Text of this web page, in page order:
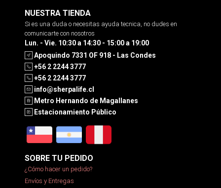
NUESTRA TIENDA
Si es una duda o necesitas ayuda tecnica, no dudes en
comunicarte con nosotros
Lun. - Vie. 10:30 a 14:30 - 15:00 a 19:00
Apoquindo 7331 OF 918 - Las Condes
+56 2 2244 3777
+56 2 2244 3777
info@sherpalife.cl
Metro Hernando de Magallanes
Estacionamiento Público
SOBRE TU PEDIDO
¿Cómo hacer un pedido?
Envíos y Entregas